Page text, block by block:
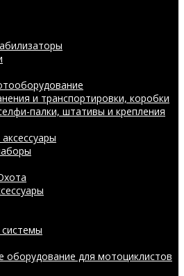
и транспортировки, коробки
палки, штативы и крепления
системы
оборудование для мотоциклистов